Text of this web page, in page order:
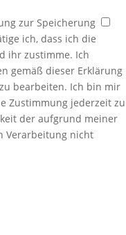
zur Speicherung
ich, dass ich die
ihr zustimme. Ich
gemäß dieser Erklärung
bearbeiten. Ich bin mir
Zustimmung jederzeit zu
der aufgrund meiner
Verarbeitung nicht